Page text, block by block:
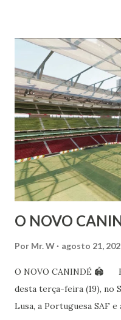
Esteve na Índia
além de partir para
folclóricas do Rajastão
Bailarina profissional e
15 anos ao estudo e
às danças ciganas,
dança aos 4 anos de
passando por diversas
O NOVO
Por Mr. W agosto 21,
O NOVO CANINDÉ 🏟
desta terça-feira (19), no
Lusa, a Portuguesa SAF